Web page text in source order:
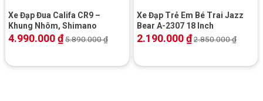
Xe Đạp Đua Califa CR9 –
Khung Nhôm, Shimano
4.990.000₫5.890.000₫
Xe Đạp Trẻ Em Bé Trai Jazz
Bear A-2307 18 Inch
2.190.000₫2.850.000₫